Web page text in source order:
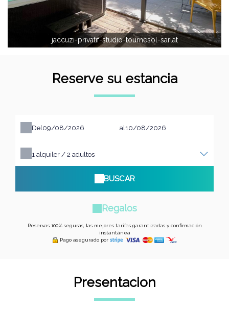
jaccuzi-privatif-studio-tournesol-sarlat
Reserve su estancia
Del al
1 alquiler / 2 adultos
BUSCAR
Regalos
Reservas 100% seguras, las mejores tarifas garantizadas y confirmación
instantánea
Pago asegurado por
Presentacion